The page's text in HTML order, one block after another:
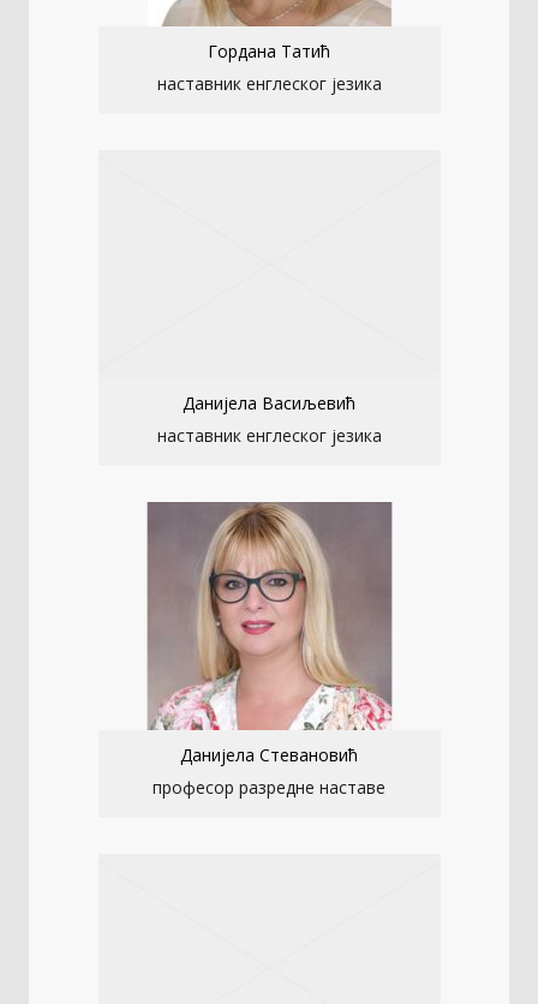
Гордана Татић
наставник енглеског језика
Данијела Васиљевић
наставник енглеског језика
Данијела Стевановић
професор разредне наставе